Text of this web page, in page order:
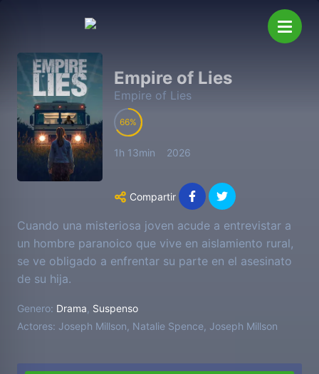
Empire of Lies
Empire of Lies
66
1h 13min 2026
Compartir
Cuando una misteriosa joven acude a entrevistar a
un hombre paranoico que vive en aislamiento rural,
se ve obligado a enfrentar su parte en el asesinato
de su hija.
Genero: Drama Suspenso
Actores: Joseph Millson, Natalie Spence, Joseph Millson